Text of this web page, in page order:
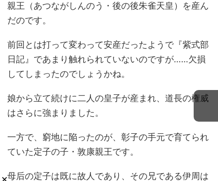
親王（あつながしんのう・後の後朱雀天皇）を産ん
だのです。
前回とは打って変わって安産だったようで『紫式部
日記』であまり触れられていないのですが……欠損
してしまったのでしょうかね。
娘から立て続けに二人の皇子が産まれ、道長の権威
はさらに強まりました。
一方で、窮地に陥ったのが、彰子の手元で育てられ
ていた定子の子・敦康親王です。
母后の定子は既に故人であり、その兄である伊周は